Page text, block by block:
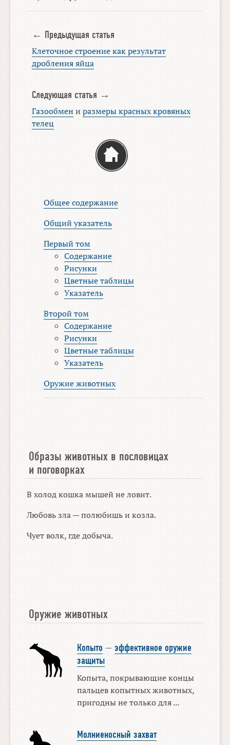
← Предыдущая статья
Клеточное строение как результат
дробления яйца
Следующая статья →
Газообмен и размеры красных кровяных
телец
Общее содержание
Общий указатель
Первый том
Содержание
Рисунки
Цветные таблицы
Указатель
Второй том
Содержание
Рисунки
Цветные таблицы
Указатель
Оружие животных
Образы животных в пословицах
и поговорках
В холод кошка мышей не ловит.
Любовь зла — полюбишь и козла.
Чует волк, где добыча.
Оружие животных
Копыто — эффективное оружие
защиты
Копыта, покрывающие концы
пальцев копытных животных,
пригодны не только для ...
Молниеносный захват